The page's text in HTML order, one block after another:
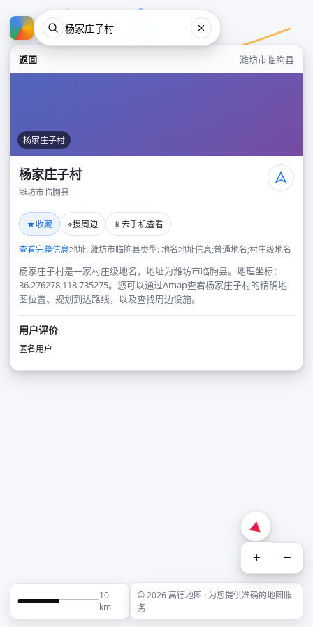
返回 潍坊市临朐县
杨家庄子村
杨家庄子村
潍坊市临朐县
★收藏 ⌖搜周边 📱 去手机查看
查看完整信息地址: 潍坊市临朐县类型: 地名地址信息;普通地名;村庄级地名
杨家庄子村是一家村庄级地名，地址为潍坊市临朐县。地理坐标：
36.276278,118.735275。您可以通过Amap查看杨家庄子村的精确地
图位置、规划到达路线，以及查找周边设施。
用户评价
匿名用户
+ −
10
km
© 2026 高德地图 · 为您提供准确的地图服
务